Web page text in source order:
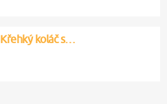
Křehký koláč s…